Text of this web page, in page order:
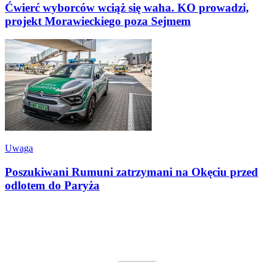
Ćwierć wyborców wciąż się waha. KO prowadzi,
projekt Morawieckiego poza Sejmem
Uwaga
Poszukiwani Rumuni zatrzymani na Okęciu przed
odlotem do Paryża